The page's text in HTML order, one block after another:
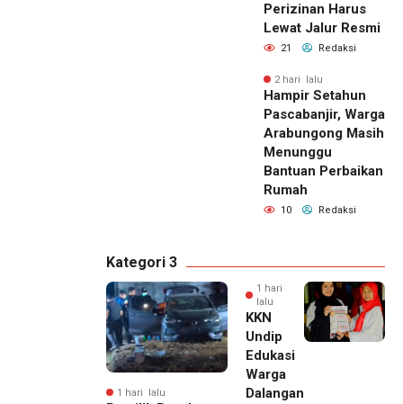
Perizinan Harus
Lewat Jalur Resmi
21 Redaksi
2 hari lalu
Hampir Setahun
Pascabanjir, Warga
Arabungong Masih
Menunggu
Bantuan Perbaikan
Rumah
10 Redaksi
Kategori 3
1 hari lalu
1 hari
lalu
KKN
Undip
Edukasi
Warga
Dalangan